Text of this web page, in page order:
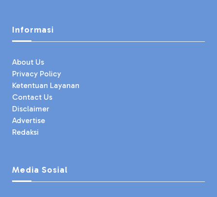
Informasi
About Us
Privacy Policy
Ketentuan Layanan
Contact Us
Disclaimer
Advertise
Redaksi
Media Sosial